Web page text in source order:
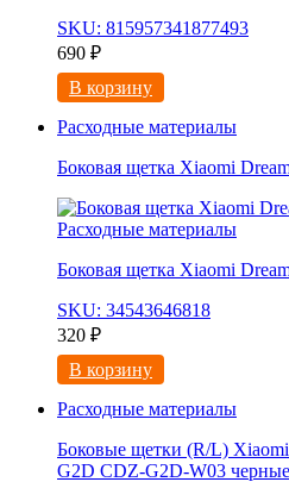
SKU: 815957341877493
690 ₽
В корзину
Расходные материалы
Боковая щетка Xiaomi
Расходные материалы
Боковая щетка Xiaomi
SKU: 34543646818
320 ₽
В корзину
Расходные материалы
Боковые щетки (R/L)
G2D CDZ-G2D-W03 черные